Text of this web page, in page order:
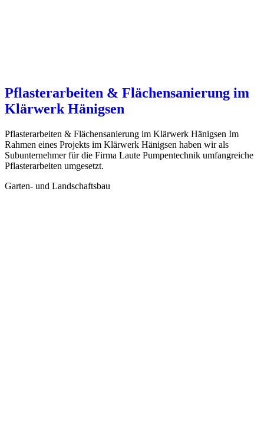
Pflasterarbeiten & Flächensanierung im
Klärwerk Hänigsen
Pflasterarbeiten & Flächensanierung im Klärwerk Hänigsen Im
Rahmen eines Projekts im Klärwerk Hänigsen haben wir als
Subunternehmer für die Firma Laute Pumpentechnik umfangreiche
Pflasterarbeiten umgesetzt.
Garten- und Landschaftsbau